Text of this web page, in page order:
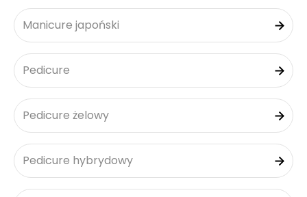
Manicure japoński
Pedicure
Pedicure żelowy
Pedicure hybrydowy